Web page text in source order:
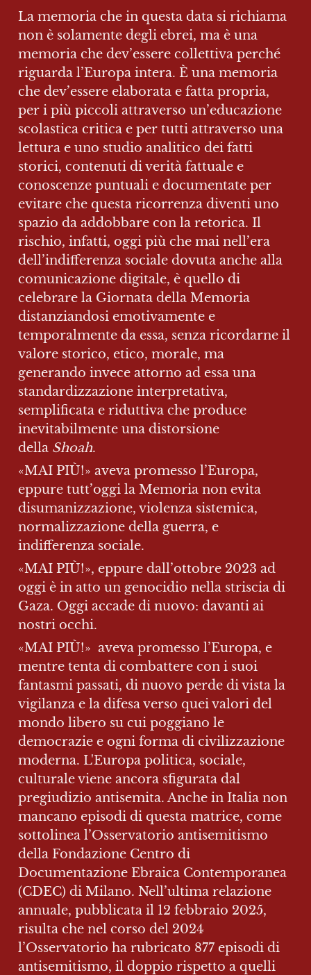
La memoria che in questa data si richiama
non è solamente degli ebrei, ma è una
memoria che dev’essere collettiva perché
riguarda l’Europa intera. È una memoria
che dev’essere elaborata e fatta propria,
per i più piccoli attraverso un’educazione
scolastica critica e per tutti attraverso una
lettura e uno studio analitico dei fatti
storici, contenuti di verità fattuale e
conoscenze puntuali e documentate per
evitare che questa ricorrenza diventi uno
spazio da addobbare con la retorica. Il
rischio, infatti, oggi più che mai nell’era
dell’indifferenza sociale dovuta anche alla
comunicazione digitale, è quello di
celebrare la Giornata della Memoria
distanziandosi emotivamente e
temporalmente da essa, senza ricordarne il
valore storico, etico, morale, ma
generando invece attorno ad essa una
standardizzazione interpretativa,
semplificata e riduttiva che produce
inevitabilmente una distorsione
della Shoah.
«MAI PIÙ!» aveva promesso l’Europa,
eppure tutt’oggi la Memoria non evita
disumanizzazione, violenza sistemica,
normalizzazione della guerra, e
indifferenza sociale.
«MAI PIÙ!», eppure dall’ottobre 2023 ad
oggi è in atto un genocidio nella striscia di
Gaza. Oggi accade di nuovo: davanti ai
nostri occhi.
«MAI PIÙ!»  aveva promesso l’Europa, e
mentre tenta di combattere con i suoi
fantasmi passati, di nuovo perde di vista la
vigilanza e la difesa verso quei valori del
mondo libero su cui poggiano le
democrazie e ogni forma di civilizzazione
moderna. L'Europa politica, sociale,
culturale viene ancora sfigurata dal
pregiudizio antisemita. Anche in Italia non
mancano episodi di questa matrice, come
sottolinea l’Osservatorio antisemitismo
della Fondazione Centro di
Documentazione Ebraica Contemporanea
(CDEC) di Milano. Nell’ultima relazione
annuale, pubblicata il 12 febbraio 2025,
risulta che nel corso del 2024
l’Osservatorio ha rubricato 877 episodi di
antisemitismo, il doppio rispetto a quelli